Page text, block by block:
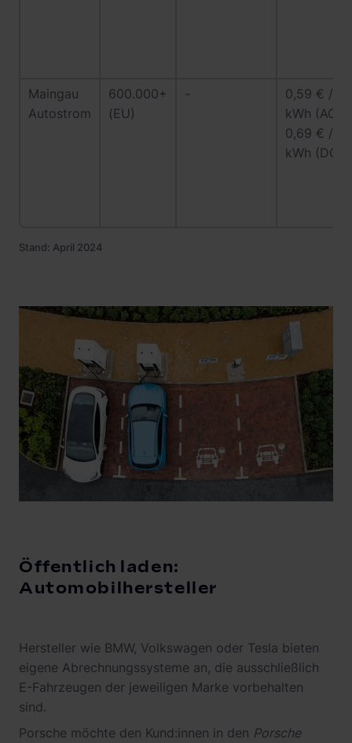
Maingau
Autostrom
600.000+
(EU)
-
0,59 € /
kWh (AC)
0,69 € /
kWh (DC)
Stand: April 2024
Öffentlich laden:
Automobilhersteller
Hersteller wie BMW, Volkswagen oder Tesla bieten
eigene Abrechnungssysteme an, die ausschließlich
E-Fahrzeugen der jeweiligen Marke vorbehalten
sind.
Porsche möchte den Kund:innen in den Porsche